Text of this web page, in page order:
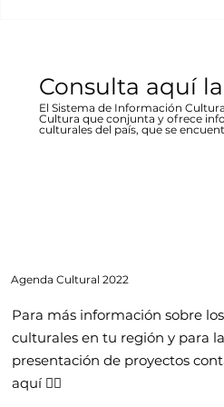
Consulta aquí
El Sistema de Información
Cultura que conjunta y ofrece
culturales del país, que se
Agenda Cultural 2022
Para más información sobre
culturales en tu región y para la
presentación de proyectos
aquí 👇🏻